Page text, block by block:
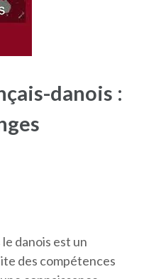
danois :
danois est un
des compétences